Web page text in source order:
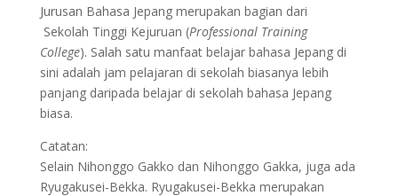
Jurusan Bahasa Jepang merupakan bagian dari
Sekolah Tinggi Kejuruan (Professional Training
College). Salah satu manfaat belajar bahasa Jepang di
sini adalah jam pelajaran di sekolah biasanya lebih
panjang daripada belajar di sekolah bahasa Jepang
biasa.
Catatan:
Selain Nihonggo Gakko dan Nihonggo Gakka, juga ada
Ryugakusei-Bekka. Ryugakusei-Bekka merupakan